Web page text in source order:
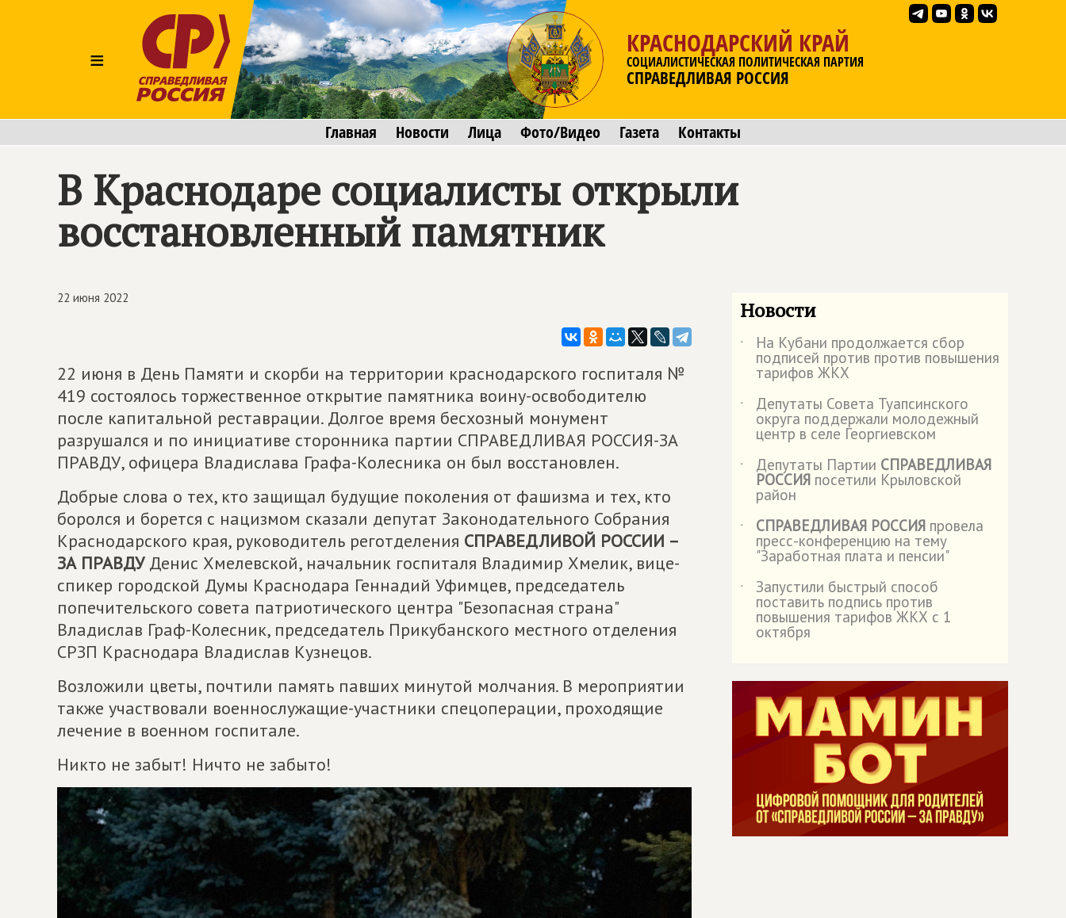
≡
КРАСНОДАРСКИЙ КРАЙ
СОЦИАЛИСТИЧЕСКАЯ ПОЛИТИЧЕСКАЯ ПАРТИЯ
СПРАВЕДЛИВАЯ РОССИЯ
Главная Новости Лица Фото/Видео Газета Контакты
В Краснодаре социалисты открыли
восстановленный памятник
22 июня 2022
22 июня в День Памяти и скорби на территории краснодарского госпиталя №
419 состоялось торжественное открытие памятника воину-освободителю
после капитальной реставрации. Долгое время бесхозный монумент
разрушался и по инициативе сторонника партии СПРАВЕДЛИВАЯ РОССИЯ-ЗА
ПРАВДУ, офицера Владислава Графа-Колесника он был восстановлен.
Добрые слова о тех, кто защищал будущие поколения от фашизма и тех, кто
боролся и борется с нацизмом сказали депутат Законодательного Собрания
Краснодарского края, руководитель реготделения СПРАВЕДЛИВОЙ РОССИИ –
ЗА ПРАВДУДенис Хмелевской, начальник госпиталя Владимир Хмелик, вице-
спикер городской Думы Краснодара Геннадий Уфимцев, председатель
попечительского совета патриотического центра "Безопасная страна"
Владислав Граф-Колесник, председатель Прикубанского местного отделения
СРЗП Краснодара Владислав Кузнецов.
Возложили цветы, почтили память павших минутой молчания. В мероприятии
также участвовали военнослужащие-участники спецоперации, проходящие
лечение в военном госпитале.
Никто не забыт! Ничто не забыто!
Новости
˙ На Кубани продолжается сбор
подписей против против повышения
тарифов ЖКХ
˙
Депутаты Совета Туапсинского
округа поддержали молодежный
центр в селе Георгиевском
˙
Депутаты Партии СПРАВЕДЛИВАЯ
РОССИЯ посетили Крыловской
район
˙
СПРАВЕДЛИВАЯ РОССИЯ провела
пресс-конференцию на тему
"Заработная плата и пенсии"
˙
Запустили быстрый способ
поставить подпись против
повышения тарифов ЖКХ с 1
октября